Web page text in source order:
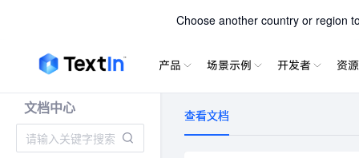
Choose another country or region
TextIn
产品 场景示例 开发者 资源
文档中心 查看文档